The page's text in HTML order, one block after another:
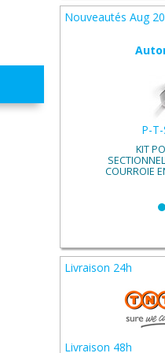
Nouveautés Aug
P-
KIT
COURROIE
Livraison 24h
Livraison 48h